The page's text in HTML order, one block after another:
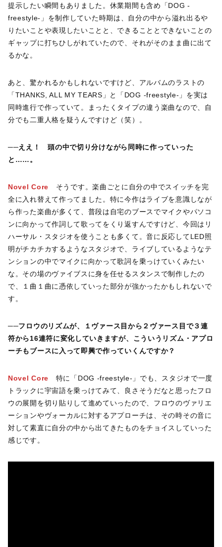
提示したい瞬間もありました。休業期間も含め「DOG -
freestyle-」を制作していた時期は、自分の中から溢れ出るや
りたいことや表現したいことと、できることとできないことの
ギャップに打ちひしがれていたので、それがそのまま曲に出て
るかな。
あと、驚かれるかもしれないですけど、アルバムのラストの
「THANKS, ALL MY TEARS」と「DOG -freestyle-」を実は
同時進行で作っていて。まったくタイプの違う楽曲なので、自
分でも二重人格を疑うんですけど（笑）。
──ええ！ 頭の中で切り分けながら同時に作っていった
と ……。
Novel Core
そうです。楽曲ごとに自分の中でスイッチを完
全に入れ替えて作ってました。特に今作はライブを意識しなが
ら作った楽曲が多くて、普段は自宅のブースでマイクやパソコ
ンに向かって作詞して歌ってをくり返すんですけど、今回はリ
ハーサル・スタジオを使うことも多くて。音に反応してLED照
明がチカチカするようなスタジオで、ライブしているようなテ
ンションの中でマイクに向かって歌詞を乗っけていくみたい
な。その場のヴァイブスに身を任せるスタンスで制作したの
で、１曲１曲に憑依していった部分が強かったかもしれないで
す。
──フロウのリズムが、１ヴァース目から２ヴァース目で３連
符から16連符に変化していきますが、こういうリズム・アプロ
ーチもブースに入って即興で作っていくんですか？
Novel Core
特に「DOG -freestyle-」でも、スタジオで一度
トラックに宇宙語を乗っけてみて、良さそうだなと思ったフロ
ウの展開を切り貼りして進めていったので、フロウのヴァリエ
ーションやヴォーカルに対するアプローチは、その時その音に
対して素直に自分の中から出てきたものをチョイスしていった
感じです。